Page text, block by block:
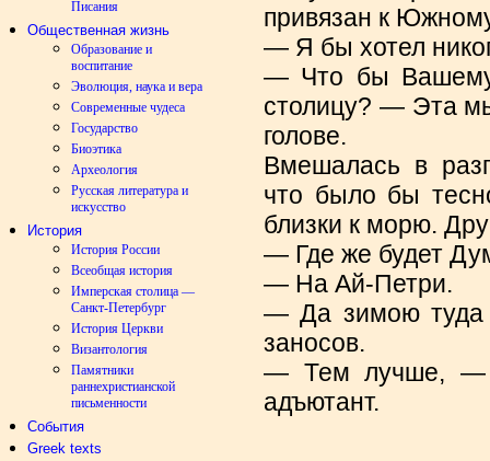
Писания
Общественная жизнь
Образование и
воспитание
Эволюция, наука и вера
Современные чудеса
Государство
Биоэтика
Археология
Русская литература и
искусство
История
История России
Всеобщая история
Имперская столица —
Санкт-Петербург
История Церкви
Византология
Памятники
раннехристианской
письменности
События
Greek texts
привязан к
— Я бы хотел
— Что бы Вашему
столицу? — Эта
голове.
Вмешалась в
что было бы
близки к морю.
— Где же будет
— На Ай-Петри.
— Да зимою туда
заносов.
— Тем лучше, —
адъютант.